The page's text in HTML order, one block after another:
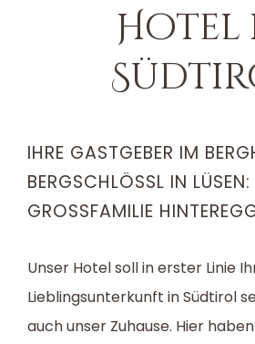
Hotel
IHRE GASTGEBER IM
BERGSCHLÖSSL IN LÜSEN:
GROSSFAMILIE
Unser Hotel soll in erster Linie
Lieblingsunterkunft in Südtirol
auch unser Zuhause. Hier